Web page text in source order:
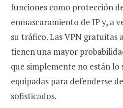
funciones como protección
enmascaramiento de IP y, a
su tráfico. Las VPN gratuitas
tienen una mayor
que simplemente no están
equipadas para defenderse
sofisticados.